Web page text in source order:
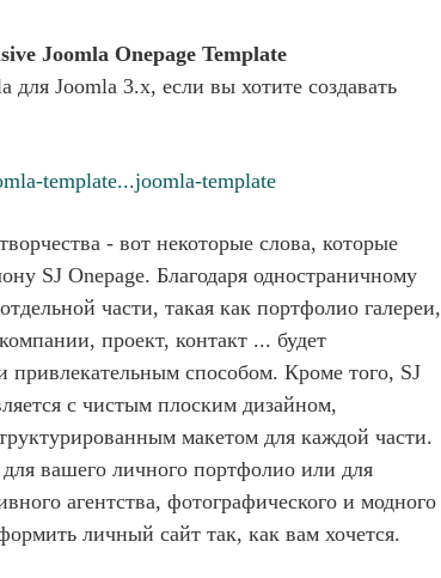
Joomla Onepage Template
Joomla 3.x, если вы хотите создавать
template...joomla-template
- вот некоторые слова, которые
SJ Onepage. Благодаря одностраничному
части, такая как портфолио галереи,
проект, контакт ... будет
привлекательным способом. Кроме того, SJ
с чистым плоским дизайном,
макетом для каждой части.
вашего личного портфолио или для
агентства, фотографического и модного
личный сайт так, как вам хочется.